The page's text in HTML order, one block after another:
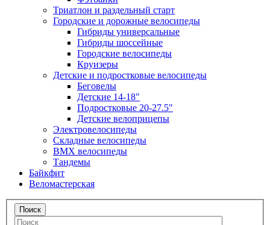
Триатлон и раздельный старт
Городские и дорожные велосипеды
Гибриды универсальные
Гибриды шоссейные
Городские велосипеды
Круизеры
Детские и подростковые велосипеды
Беговелы
Детские 14-18"
Подростковые 20-27.5"
Детские велоприцепы
Электровелосипеды
Складные велосипеды
BMX велосипеды
Тандемы
Байкфит
Веломастерская